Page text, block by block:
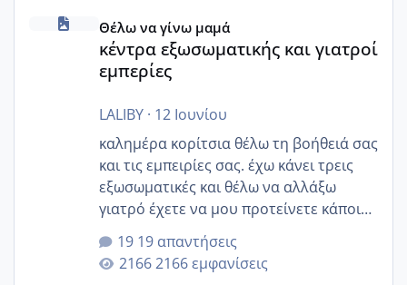
κέντρα εξωσωματικής και γιατροί εμπερίες
Θέλω να γίνω μαμά
κέντρα εξωσωματικής και γιατροί
εμπερίες
LALIBY· 12 Ιουνίου
καλημέρα κορίτσια θέλω τη βοήθειά σας
και τις εμπειρίες σας. έχω κάνει τρεις
εξωσωματικές και θέλω να αλλάξω
γιατρό έχετε να μου προτείνετε κάποιον
που μείνατε ευχαριστημένες και είχατε
επιιτυχία? έκανα στο υγεία με τον
ζερβομανωλάκη (δεν το εψαξε καθόλου
19 απαντήσεις
2166 εμφανίσεις